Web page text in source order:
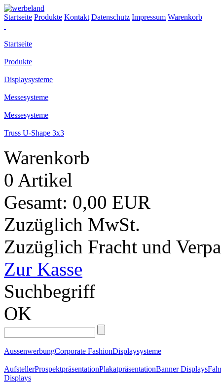
Startseite Produkte Kontakt Datenschutz Impressum Warenkorb
Startseite
Produkte
Displaysysteme
Messesysteme
Messesysteme
Truss U-Shape 3x3
Warenkorb
0 Artikel
Gesamt: 0,00 EUR
Zuzüglich MwSt.
Zuzüglich Fracht und
Zur Kasse
Suchbegriff
OK
AussenwerbungCorporate FashionDisplaysysteme
AufstellerProspektpräsentationPlakatpräsentationBanner Displays
Displays